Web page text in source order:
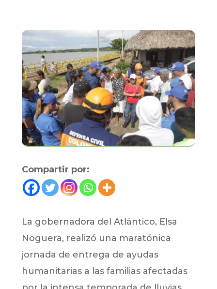
Compartir por:
La gobernadora del Atlántico, Elsa
Noguera, realizó una maratónica
jornada de entrega de ayudas
humanitarias a las familias afectadas